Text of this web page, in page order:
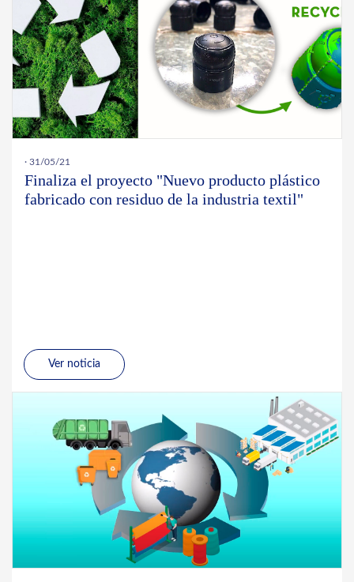
· 31/05/21
Finaliza el proyecto "Nuevo producto plástico
fabricado con residuo de la industria textil"
Ver noticia